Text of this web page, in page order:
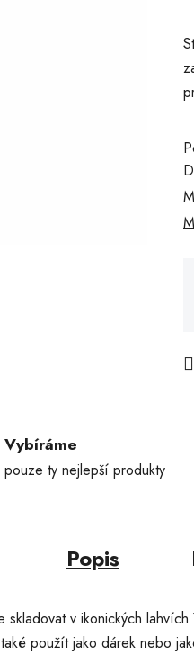
je
Vybíráme
pouze ty nejlepší produkty
Popis
v ikonických
použít jako dárek nebo